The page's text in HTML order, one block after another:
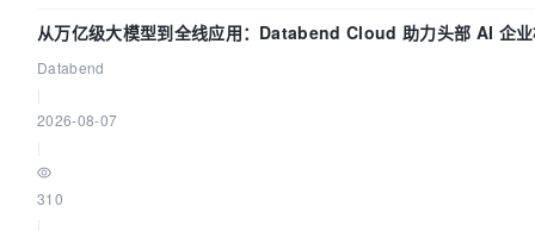
从万亿级大模型到全线应用：Databend Cloud 助力头部 AI 企
Databend
2026-08-07
310